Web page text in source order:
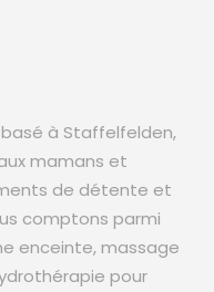
à Staffelfelden,
mamans et
de détente et
comptons parmi
enceinte, massage
pour